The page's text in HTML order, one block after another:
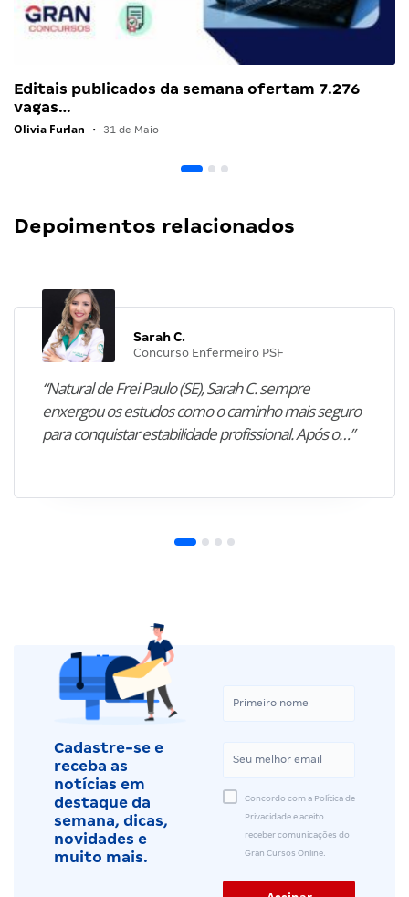
Editais publicados da semana ofertam 7.276
vagas…
Olivia Furlan • 31 de Maio
Depoimentos relacionados
Sarah C.
Concurso Enfermeiro PSF
“Natural de Frei Paulo (SE), Sarah C. sempre
enxergou os estudos como o caminho mais seguro
para conquistar estabilidade profissional. Após o…”
Cadastre-se e
receba as
notícias em
destaque da
semana, dicas,
novidades e
muito mais.
Concordo com a Política de
Privacidade e aceito
receber comunicações do
Gran Cursos Online.